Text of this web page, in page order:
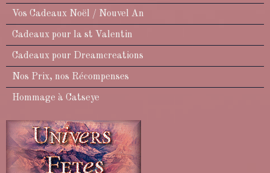
Vos Cadeaux Noël / Nouvel An
Cadeaux pour la st Valentin
Cadeaux pour Dreamcreations
Nos Prix, nos Récompenses
Hommage à Catseye